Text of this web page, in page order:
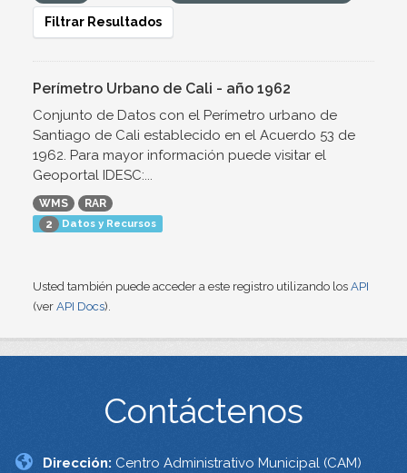
Filtrar Resultados
Perímetro Urbano de Cali - año 1962
Conjunto de Datos con el Perímetro urbano de
Santiago de Cali establecido en el Acuerdo 53 de
1962. Para mayor información puede visitar el
Geoportal IDESC:...
WMS
RAR
2 Datos y Recursos
Usted también puede acceder a este registro utilizando los API
(ver API Docs).
Contáctenos
Dirección: Centro Administrativo Municipal (CAM)